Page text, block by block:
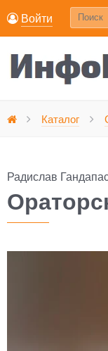
Войти
Каталог
Радислав